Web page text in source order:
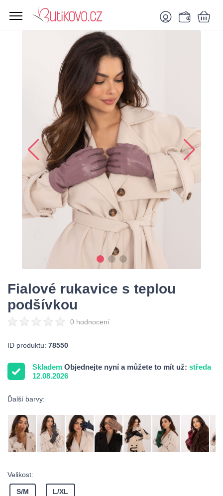
Fialové rukavice s teplou
podšívkou
0 hodnocení
ID produktu: 78550
Skladem Objednejte nyní a můžete to mít už: středa
12.08.2026
Ďalší barvy:
Velikost:
S/M L/XL